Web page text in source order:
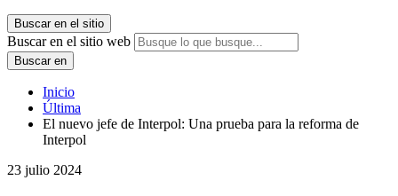
Buscar en el sitio
Buscar en el sitio web
Buscar en
Inicio
Última
El nuevo jefe de Interpol: Una prueba para la reforma de
Interpol
23 julio 2024